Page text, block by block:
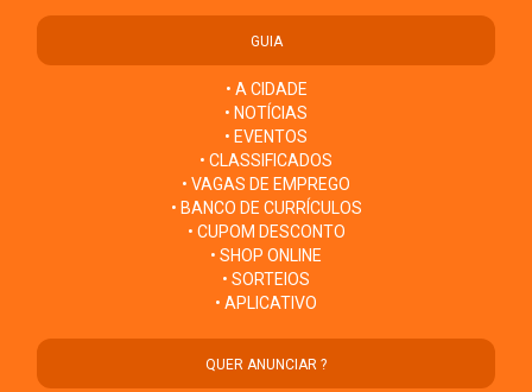
GUIA
• A CIDADE
• NOTÍCIAS
• EVENTOS
• CLASSIFICADOS
• VAGAS DE EMPREGO
• BANCO DE CURRÍCULOS
• CUPOM DESCONTO
• SHOP ONLINE
• SORTEIOS
• APLICATIVO
QUER ANUNCIAR ?